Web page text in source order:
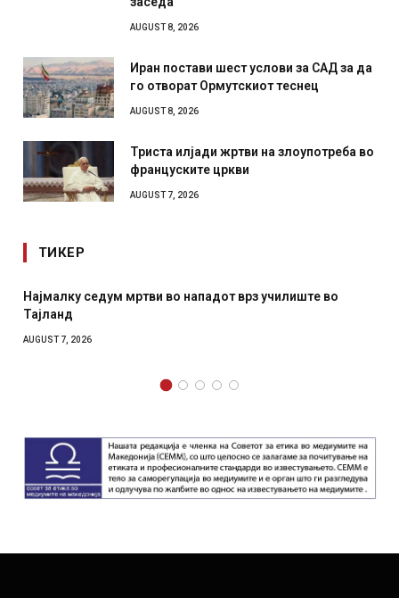
AUGUST 8, 2026
Иран постави шест услови за САД за да
го отворат Ормутскиот теснец
AUGUST 8, 2026
Триста илјади жртви на злоупотреба во
француските цркви
AUGUST 7, 2026
ТИКЕР
седум мртви во нападот врз училиште во
СОЗИС: